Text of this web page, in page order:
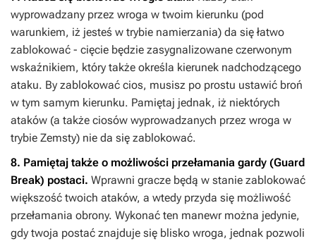
wyprowadzany przez wroga w twoim kierunku (pod
warunkiem, iż jesteś w trybie namierzania) da się łatwo
zablokować - cięcie będzie zasygnalizowane czerwonym
wskaźnikiem, który także określa kierunek nadchodzącego
ataku. By zablokować cios, musisz po prostu ustawić broń
w tym samym kierunku. Pamiętaj jednak, iż niektórych
ataków (a także ciosów wyprowadzanych przez wroga w
trybie Zemsty) nie da się zablokować.
8. Pamiętaj także o możliwości przełamania gardy (Guard
Break) postaci. Wprawni gracze będą w stanie zablokować
większość twoich ataków, a wtedy przyda się możliwość
przełamania obrony. Wykonać ten manewr można jedynie,
gdy twoja postać znajduje się blisko wroga, jednak pozwoli